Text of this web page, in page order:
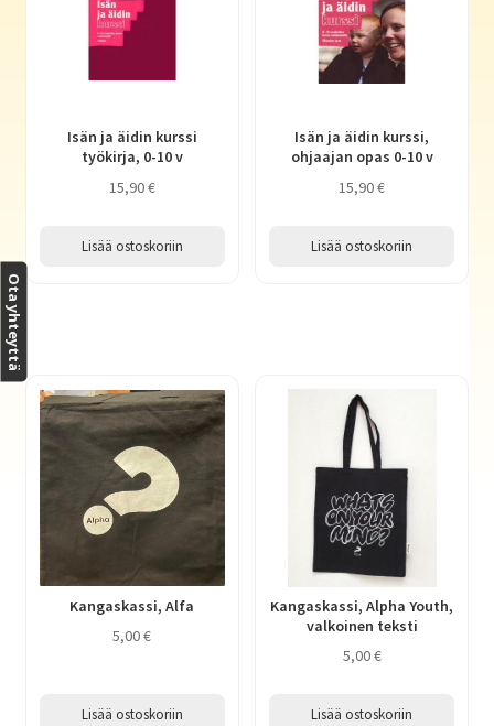
Isän ja äidin kurssi
työkirja, 0-10 v
15,90€
Lisää ostoskoriin
Isän ja äidin kurssi,
ohjaajan opas 0-10 v
15,90€
Lisää ostoskoriin
Kangaskassi, Alfa
5,00€
Lisää ostoskoriin
Kangaskassi, Alpha Youth,
valkoinen teksti
5,00€
Lisää ostoskoriin
Ota yhteyttä